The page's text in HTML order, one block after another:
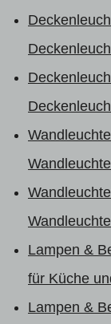
Lampen &
für Küche
Lampen &